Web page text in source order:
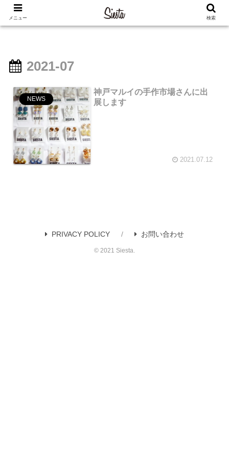
2021-07
NEWS
神戸マルイの手作市場さんに出
展します
2021.07.12
PRIVACY POLICY お問い合わせ
© 2021 Siesta.
メニュー 検索